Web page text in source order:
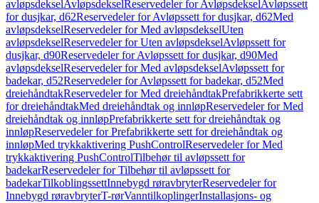
avløpsdekselAvløpsdekselReservedeler for AvløpsdekselAvløpssett
for dusjkar, d62Reservedeler for Avløpssett for dusjkar, d62Med
avløpsdekselReservedeler for Med avløpsdekselUten
avløpsdekselReservedeler for Uten avløpsdekselAvløpssett for
dusjkar, d90Reservedeler for Avløpssett for dusjkar, d90Med
avløpsdekselReservedeler for Med avløpsdekselAvløpssett for
badekar, d52Reservedeler for Avløpssett for badekar, d52Med
dreiehåndtakReservedeler for Med dreiehåndtakPrefabrikkerte sett
for dreiehåndtakMed dreiehåndtak og innløpReservedeler for Med
dreiehåndtak og innløpPrefabrikkerte sett for dreiehåndtak og
innløpReservedeler for Prefabrikkerte sett for dreiehåndtak og
innløpMed trykkaktivering PushControlReservedeler for Med
trykkaktivering PushControlTilbehør til avløpssett for
badekarReservedeler for Tilbehør til avløpssett for
badekarTilkoblingssettInnebygd røravbryterReservedeler for
Innebygd røravbryterT-rørVanntilkoplingerInstallasjons- og